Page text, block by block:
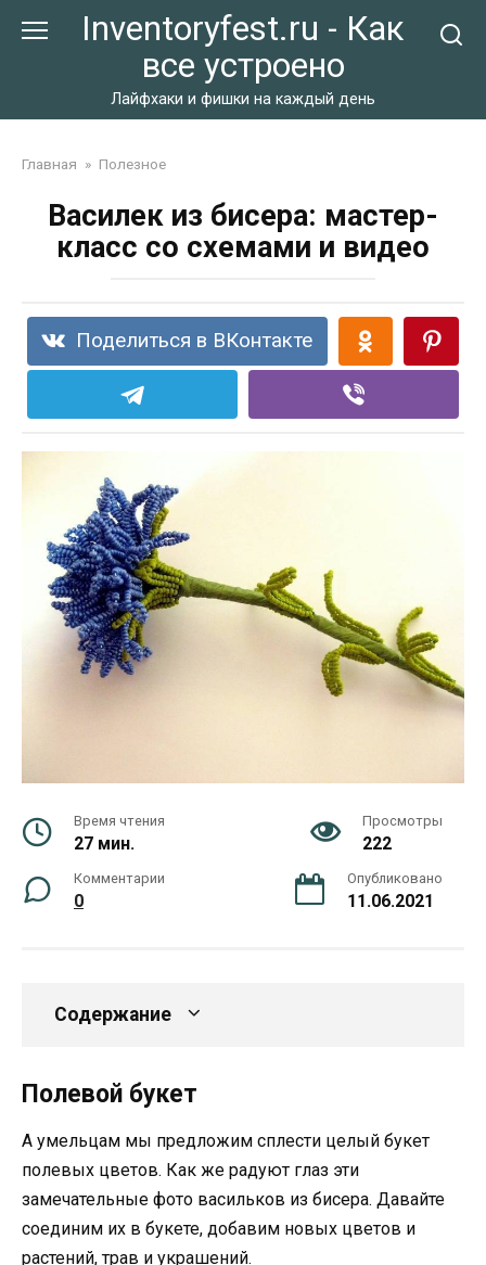
Inventoryfest.ru - Как
все устроено
Лайфхаки и фишки на каждый день
Главная » Полезное
Василек из бисера: мастер-
класс со схемами и видео
Поделиться в ВКонтакте
Время чтения
27 мин.
Просмотры
222
Комментарии
0
Опубликовано
11.06.2021
Содержание
Полевой букет
А умельцам мы предложим сплести целый букет
полевых цветов. Как же радуют глаз эти
замечательные фото васильков из бисера. Давайте
соединим их в букете, добавим новых цветов и
растений, трав и украшений.